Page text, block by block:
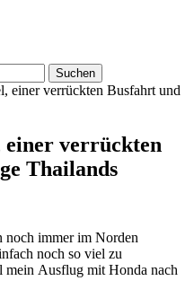
einer verrückten Busfahrt und
einer verrückten
Thailands
noch immer im Norden
noch so viel zu
mein Ausflug mit Honda nach